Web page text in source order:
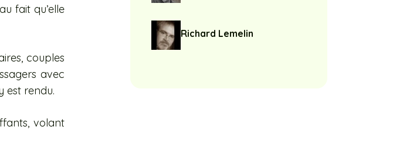
fait qu’elle
couples
avec
est rendu.
volant
Richard Lemelin